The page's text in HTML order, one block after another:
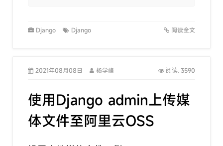
Django Django 阅读全文
2021年08月08日 杨学峰 阅读: 3590
使用Django admin上传媒
体文件至阿里云OSS